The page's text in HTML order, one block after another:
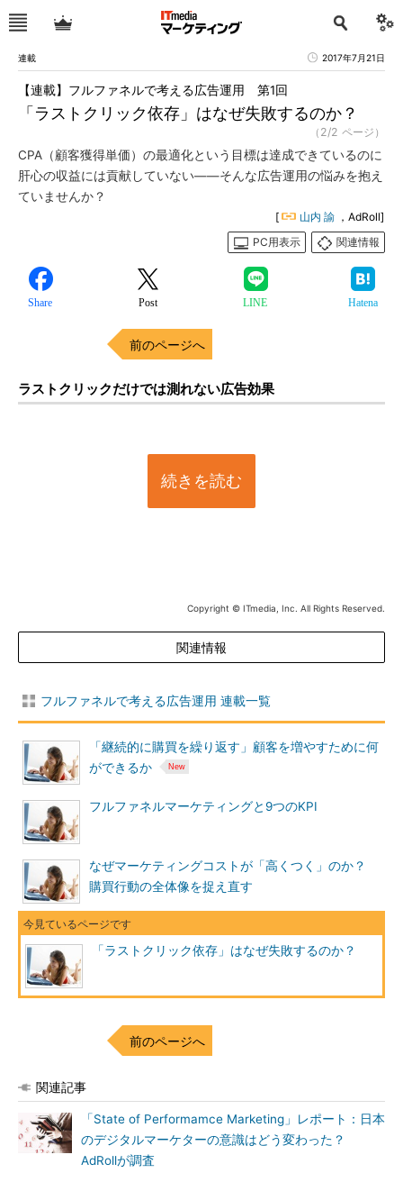
連載 2017年7月21日
「ラストクリック依存」はなぜ失敗するのか？
【連載】フルファネルで考える広告運用 第1回
（2/2 ページ）
CPA（顧客獲得単価）の最適化という目標は達成できているのに
肝心の収益には貢献していない――そんな広告運用の悩みを抱え
ていませんか？
[ 山内 諭 ，AdRoll]
PC用表示
関連情報
Share Post LINE Hatena
前のページへ
ラストクリックだけでは測れない広告効果
続きを読む
Copyright © ITmedia, Inc. All Rights Reserved.
関連情報
フルファネルで考える広告運用 連載一覧
「継続的に購買を繰り返す」顧客を増やすために何
ができるか
フルファネルマーケティングと9つのKPI
なぜマーケティングコストが「高くつく」のか？
購買行動の全体像を捉え直す
「ラストクリック依存」はなぜ失敗するのか？
前のページへ
関連記事
「State of Performamce Marketing」レポート：日本
のデジタルマーケターの意識はどう変わった？
AdRollが調査